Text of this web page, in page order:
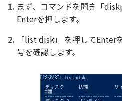
まず、コマンドを開き「
Enterを押します。
「list disk」 を押してEnter
号を確認します。